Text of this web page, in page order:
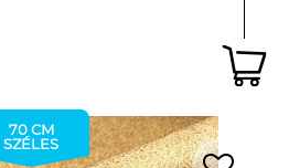
70 CM
SZÉLES